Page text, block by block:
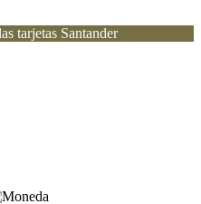
tarjetas Santander